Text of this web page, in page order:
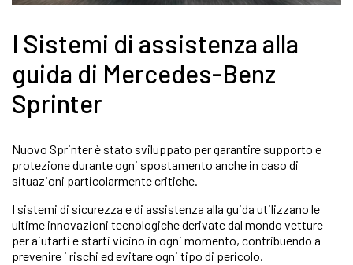
I Sistemi di assistenza alla
guida di Mercedes-Benz
Sprinter
Nuovo Sprinter è stato sviluppato per garantire supporto e
protezione durante ogni spostamento anche in caso di
situazioni particolarmente critiche.
I sistemi di sicurezza e di assistenza alla guida utilizzano le
ultime innovazioni tecnologiche derivate dal mondo vetture
per aiutarti e starti vicino in ogni momento, contribuendo a
prevenire i rischi ed evitare ogni tipo di pericolo.